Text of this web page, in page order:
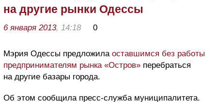
на другие рынки Одессы
6 января 2013, 14:18 0
Мэрия Одессы предложила оставшимся без работы
предпринимателям рынка «Остров» перебраться
на другие базары города.
Об этом сообщила пресс-служба муниципалитета.